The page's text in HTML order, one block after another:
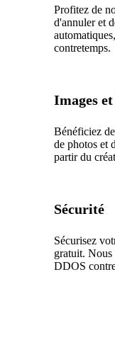
Profitez de
d'annuler et
contretemps.
Images
Bénéficiez
de photos et
partir du
Sécurité
Sécurisez
gratuit. Nous
DDOS